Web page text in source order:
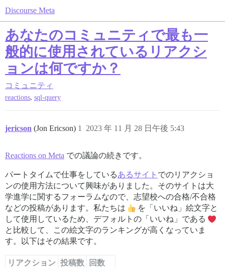
Discourse Meta
あなたのコミュニティで最も一
般的に使用されているリアクシ
ョンは何ですか？
コミュニティ
reactions, sql-query
jericson (Jon Ericson) 2023 年 11 月 28 日午後 5:43
1
Reactions on Meta での議論の続きです。
パートタイムで仕事をしているあるサイト でのリアクショ
ンの使用方法について興味がありました。そのサイトは大
学進学に関するフォーラムなので、志望校への合格/不合格
などの投稿があります。私たちは
を「いいね」絵文字と
して使用しているため、デフォルトの「いいね」である
と比較して、この絵文字のランキングが高くなっていま
す。以下はその結果です。
リアクション 投稿数
回数